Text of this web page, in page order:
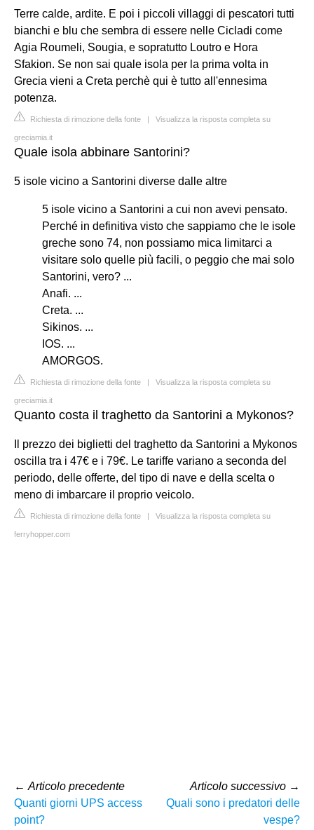
Terre calde, ardite. E poi i piccoli villaggi di pescatori tutti
bianchi e blu che sembra di essere nelle Cicladi come
Agia Roumeli, Sougia, e sopratutto Loutro e Hora
Sfakion. Se non sai quale isola per la prima volta in
Grecia vieni a Creta perchè qui è tutto all'ennesima
potenza.
Richiesta di rimozione della fonte | Visualizza la risposta completa su
greciamia.it
Quale isola abbinare Santorini?
5 isole vicino a Santorini diverse dalle altre
5 isole vicino a Santorini a cui non avevi pensato.
Perché in definitiva visto che sappiamo che le isole
greche sono 74, non possiamo mica limitarci a
visitare solo quelle più facili, o peggio che mai solo
Santorini, vero? ...
Anafi. ...
Creta. ...
Sikinos. ...
IOS. ...
AMORGOS.
Richiesta di rimozione della fonte | Visualizza la risposta completa su
greciamia.it
Quanto costa il traghetto da Santorini a Mykonos?
Il prezzo dei biglietti del traghetto da Santorini a Mykonos
oscilla tra i 47€ e i 79€. Le tariffe variano a seconda del
periodo, delle offerte, del tipo di nave e della scelta o
meno di imbarcare il proprio veicolo.
Richiesta di rimozione della fonte | Visualizza la risposta completa su
ferryhopper.com
← Articolo precedente
Quanti giorni UPS access
point?
Articolo successivo →
Quali sono i predatori delle
vespe?